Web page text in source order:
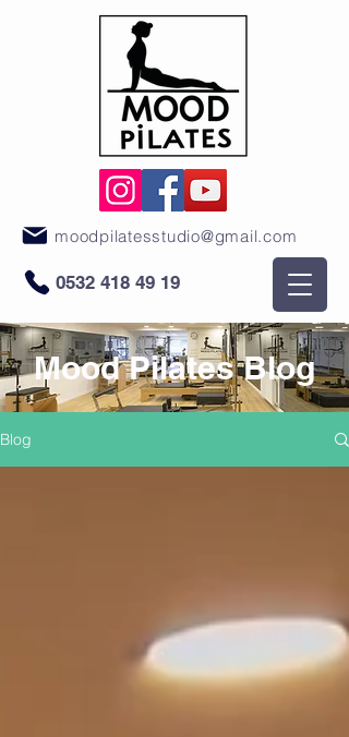
0532 418 49 19
moodpilatesstudio@gmail.com
Mood Pilates Blog
Blog